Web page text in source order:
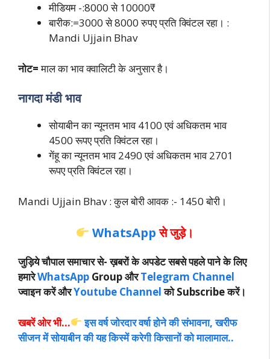
मीडियम -:8000 से 10000₹
बारीक:=3000 से 8000 रुपए प्रति क्विंटल रहा। :
Mandi Ujjain Bhav
नोट=माल का भाव क्वालिटी के अनुसार है।
नागदा मंडी भाव
सोयाबीन का न्यूनतम भाव 4100 एवं अधिकतम भाव
4500 रूपए प्रति क्विंटल रहा।
गेंहू का न्यूनतम भाव 2490 एवं अधिकतम भाव 2701
रूपए प्रति क्विंटल रहा।
Mandi Ujjain Bhav : कुल बोरी आवक :- 1450 बोरी।
WhatsApp से जुड़े।
जुड़िये चौपाल समाचार से-ख़बरों के अपडेट सबसे पहले पाने के लिए
हमारेWhatsApp Group औरTelegram Channel
ज्वाइन करें औरYoutube Channelको Subscribe करें।
खबरें ओर भी…
इस वर्ष जोरदार वर्षा होने की संभावना, खरीफ
सीजन में सोयाबीन की यह किस्में करेगी किसानों को मालामाल..